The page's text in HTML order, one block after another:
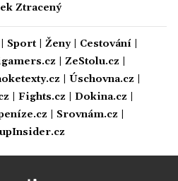
Ztracený
Sport| Ženy| Cestování|
ZeStolu.cz
Úschovna.cz
Fights.cz Dokina.cz
Srovnám.cz